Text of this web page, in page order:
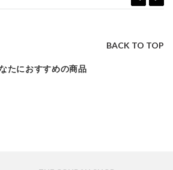
BACK TO TOP
たにおすすめの商品